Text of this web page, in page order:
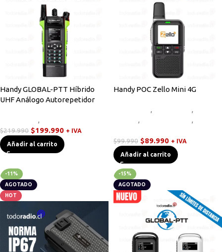
Handy GLOBAL-PTT Híbrido
UHF Análogo Autorepetidor
,
$219.990 $199.990 + IVA
Añadir al carrito
Handy POC Zello Mini 4G
, ,
, ,
$99.990 $89.990 + IVA
Añadir al carrito
-11%
AGOTADO
HOT
-15%
AGOTADO